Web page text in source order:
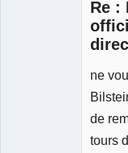
Re :
ne
de
tours